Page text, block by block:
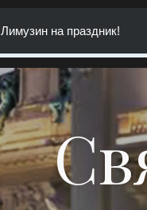
Лимузин на праздник!